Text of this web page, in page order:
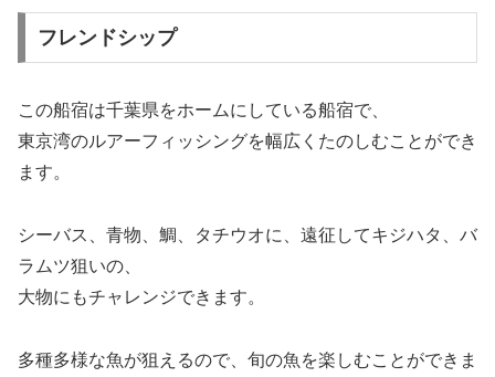
フレンドシップ
この船宿は千葉県をホームにしている船宿で、
東京湾のルアーフィッシングを幅広くたのしむことができ
ます。
シーバス、青物、鯛、タチウオに、遠征してキジハタ、バ
ラムツ狙いの、
大物にもチャレンジできます。
多種多様な魚が狙えるので、旬の魚を楽しむことができま